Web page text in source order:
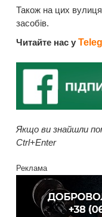
Також на цих
засобів.
Читайте нас у
Якщо ви знайшли
Ctrl+Enter
Реклама